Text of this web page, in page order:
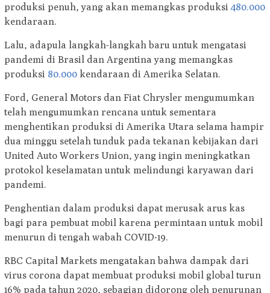
produksi penuh, yang akan memangkas produksi 480.000
kendaraan.
Lalu, adapula langkah-langkah baru untuk mengatasi
pandemi di Brasil dan Argentina yang memangkas
produksi 80.000 kendaraan di Amerika Selatan.
Ford, General Motors dan Fiat Chrysler mengumumkan
telah mengumumkan rencana untuk sementara
menghentikan produksi di Amerika Utara selama hampir
dua minggu setelah tunduk pada tekanan kebijakan dari
United Auto Workers Union, yang ingin meningkatkan
protokol keselamatan untuk melindungi karyawan dari
pandemi.
Penghentian dalam produksi dapat merusak arus kas
bagi para pembuat mobil karena permintaan untuk mobil
menurun di tengah wabah COVID-19.
RBC Capital Markets mengatakan bahwa dampak dari
virus corona dapat membuat produksi mobil global turun
16% pada tahun 2020, sebagian didorong oleh penurunan